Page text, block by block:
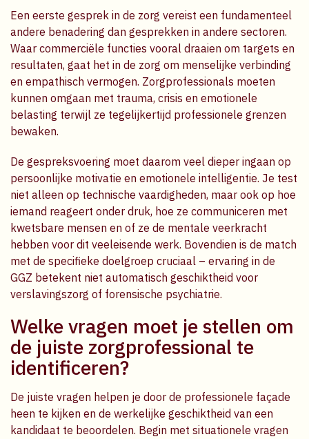
Een eerste gesprek in de zorg vereist een fundamenteel
andere benadering dan gesprekken in andere sectoren.
Waar commerciële functies vooral draaien om targets en
resultaten, gaat het in de zorg om menselijke verbinding
en empathisch vermogen. Zorgprofessionals moeten
kunnen omgaan met trauma, crisis en emotionele
belasting terwijl ze tegelijkertijd professionele grenzen
bewaken.
De gespreksvoering moet daarom veel dieper ingaan op
persoonlijke motivatie en emotionele intelligentie. Je test
niet alleen op technische vaardigheden, maar ook op hoe
iemand reageert onder druk, hoe ze communiceren met
kwetsbare mensen en of ze de mentale veerkracht
hebben voor dit veeleisende werk. Bovendien is de match
met de specifieke doelgroep cruciaal – ervaring in de
GGZ betekent niet automatisch geschiktheid voor
verslavingszorg of forensische psychiatrie.
Welke vragen moet je stellen om
de juiste zorgprofessional te
identificeren?
De juiste vragen helpen je door de professionele façade
heen te kijken en de werkelijke geschiktheid van een
kandidaat te beoordelen. Begin met situationele vragen